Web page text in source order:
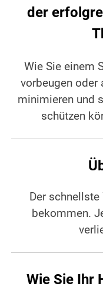
der
Wie Sie einem
vorbeugen oder
minimieren und
schützen
Der
bekommen.
Wie Sie Ihr